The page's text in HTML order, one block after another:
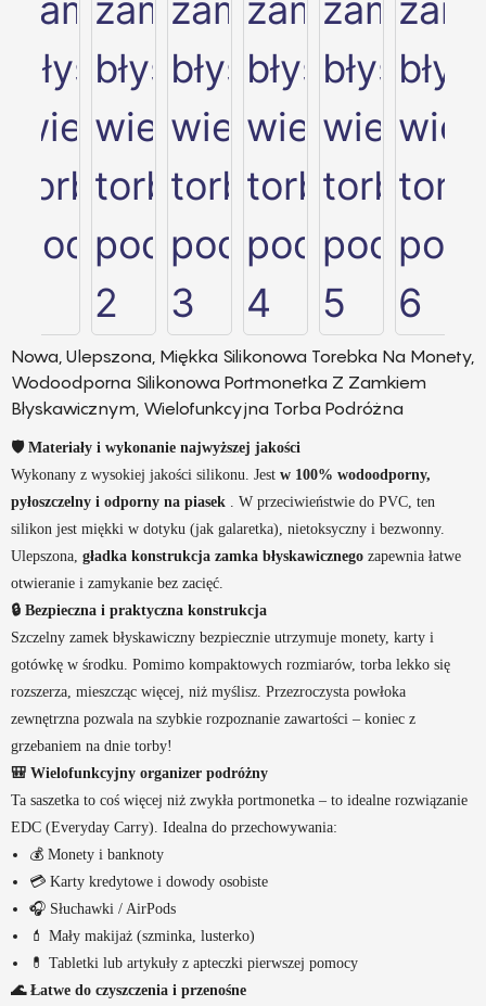
Nowa, Ulepszona, Miękka Silikonowa Torebka Na Monety,
Wodoodporna Silikonowa Portmonetka Z Zamkiem
Błyskawicznym, Wielofunkcyjna Torba Podróżna
🛡️ Materiały i wykonanie najwyższej jakości
Wykonany z wysokiej jakości silikonu. Jest w 100% wodoodporny,
pyłoszczelny i odporny na piasek . W przeciwieństwie do PVC, ten
silikon jest miękki w dotyku (jak galaretka), nietoksyczny i bezwonny.
Ulepszona, gładka konstrukcja zamka błyskawicznego zapewnia łatwe
otwieranie i zamykanie bez zacięć.
🔒 Bezpieczna i praktyczna konstrukcja
Szczelny zamek błyskawiczny bezpiecznie utrzymuje monety, karty i
gotówkę w środku. Pomimo kompaktowych rozmiarów, torba lekko się
rozszerza, mieszcząc więcej, niż myślisz. Przezroczysta powłoka
zewnętrzna pozwala na szybkie rozpoznanie zawartości – koniec z
grzebaniem na dnie torby!
🎒 Wielofunkcyjny organizer podróżny
Ta saszetka to coś więcej niż zwykła portmonetka – to idealne rozwiązanie
EDC (Everyday Carry). Idealna do przechowywania:
💰 Monety i banknoty
💳 Karty kredytowe i dowody osobiste
🎧 Słuchawki / AirPods
💄 Mały makijaż (szminka, lusterko)
💊 Tabletki lub artykuły z apteczki pierwszej pomocy
🌊 Łatwe do czyszczenia i przenośne